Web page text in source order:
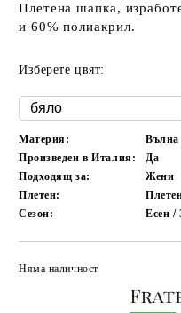
Плетена шапка,
и 60% полиакрил.
Изберете цвят:
Материя: Вълна
Произведен в Италия:
Да
Подходящ за:
Жени
Плетен:
Сезон:
Есен /
Няма наличност